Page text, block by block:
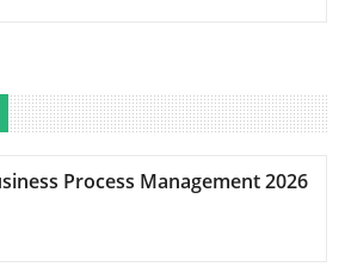
Process Management 2026